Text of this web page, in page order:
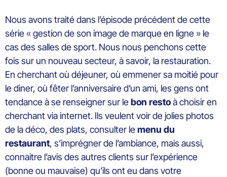
Nous avons traité dans l’épisode précédent de cette
série « gestion de son image de marque en ligne » le
cas des salles de sport. Nous nous penchons cette
fois sur un nouveau secteur, à savoir, la restauration.
En cherchant où déjeuner, où emmener sa moitié pour
le diner, où fêter l’anniversaire d’un ami, les gens ont
tendance à se renseigner sur lebon restoà choisir en
cherchant via internet. Ils veulent voir de jolies photos
de la déco, des plats, consulter lemenu du
restaurant, s’imprégner de l’ambiance, mais aussi,
connaitre l’avis des autres clients sur l’expérience
(bonne ou mauvaise) qu’ils ont eu dans votre